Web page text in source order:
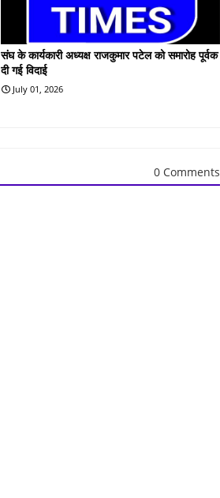
संघ के कार्यकारी अध्यक्ष राजकुमार पटेल को समारोह पूर्वक
दी गई विदाई
July 01, 2026
0 Comments